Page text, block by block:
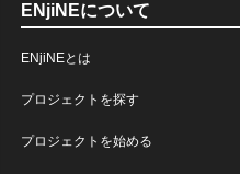
ENjiNEについて
ENjiNEとは
プロジェクトを探す
プロジェクトを始める